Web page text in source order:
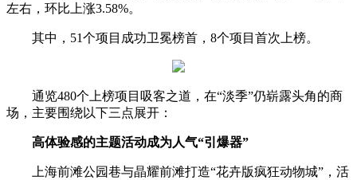
左右，环比上涨3.58%。
其中，51个项目成功卫冕榜首，8个项目首次上榜。
通览480个上榜项目吸客之道，在“淡季”仍崭露头角的商
场，主要围绕以下三点展开：
高体验感的主题活动成为人气“引爆器”
上海前滩公园巷与晶耀前滩打造“花卉版疯狂动物城”，活